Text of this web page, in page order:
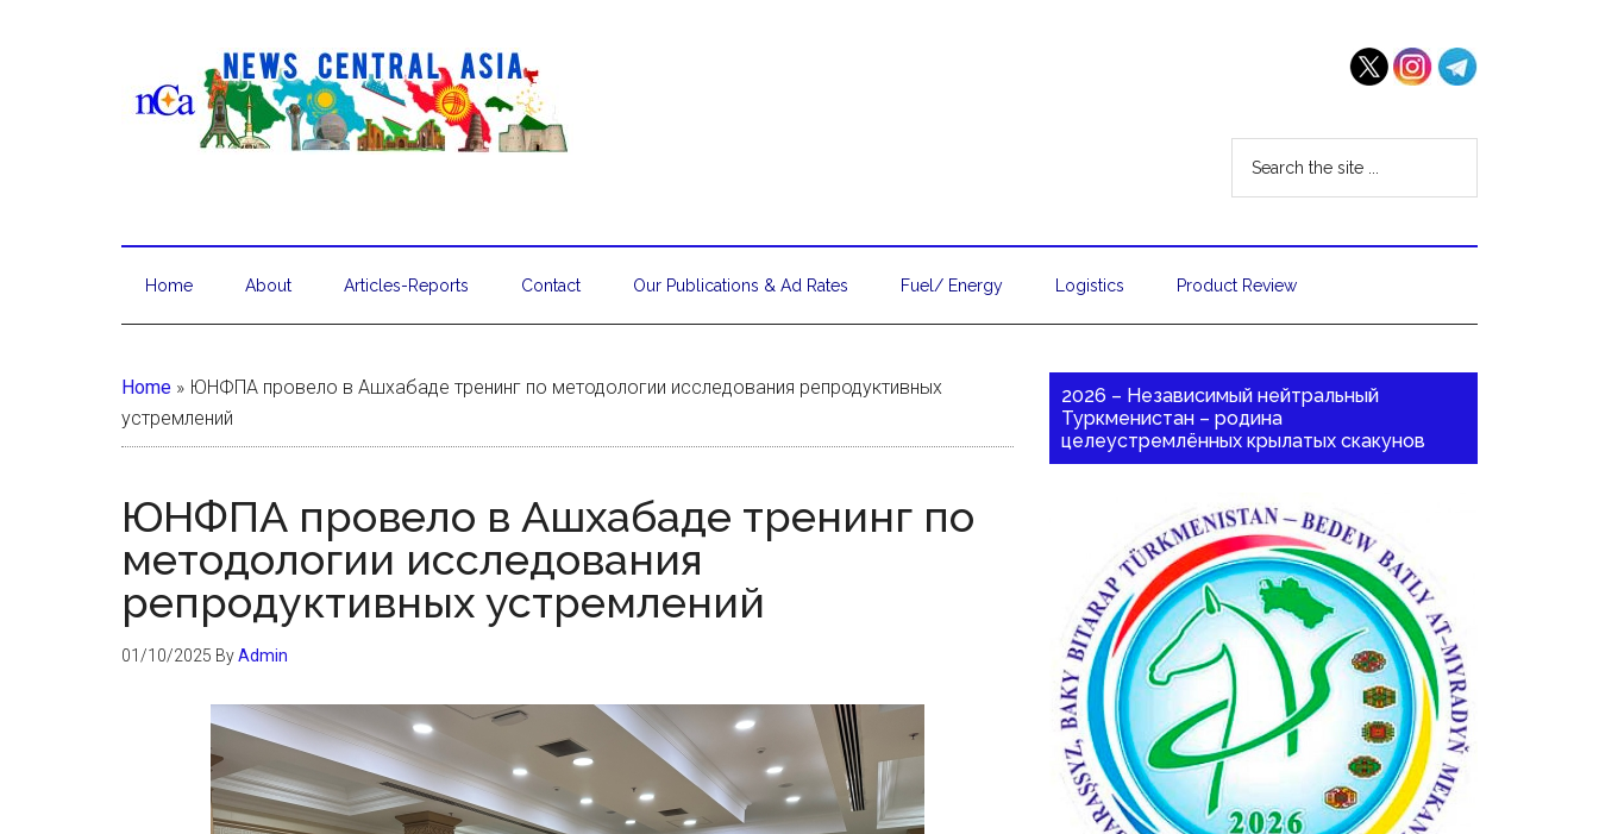
Home About Articles-Reports Contact Our Publications & Ad Rates Fuel/ Energy Logistics Product Review
Home » ЮНФПА провело в Ашхабаде тренинг по методологии исследования репродуктивных
устремлений
ЮНФПА провело в Ашхабаде тренинг по
методологии исследования
репродуктивных устремлений
01/10/2025 ByAdmin
2026 – Независимый нейтральный
Туркменистан – родина
целеустремлённых крылатых скакунов